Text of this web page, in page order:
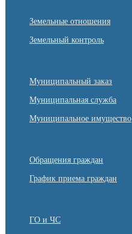
Земельные отношения
Земельный контроль
Муниципальный заказ
Муниципальная служба
Муниципальное имущество
Обращения граждан
График приема граждан
ГО и ЧС